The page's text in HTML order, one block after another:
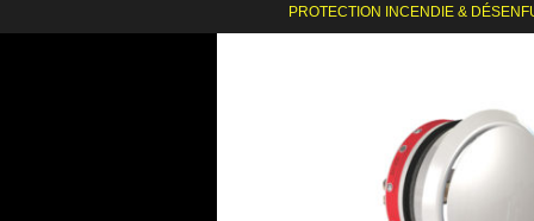
PROTECTION INCENDIE &